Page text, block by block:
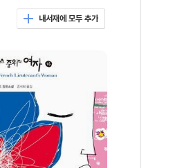
내서재에 모두 추가